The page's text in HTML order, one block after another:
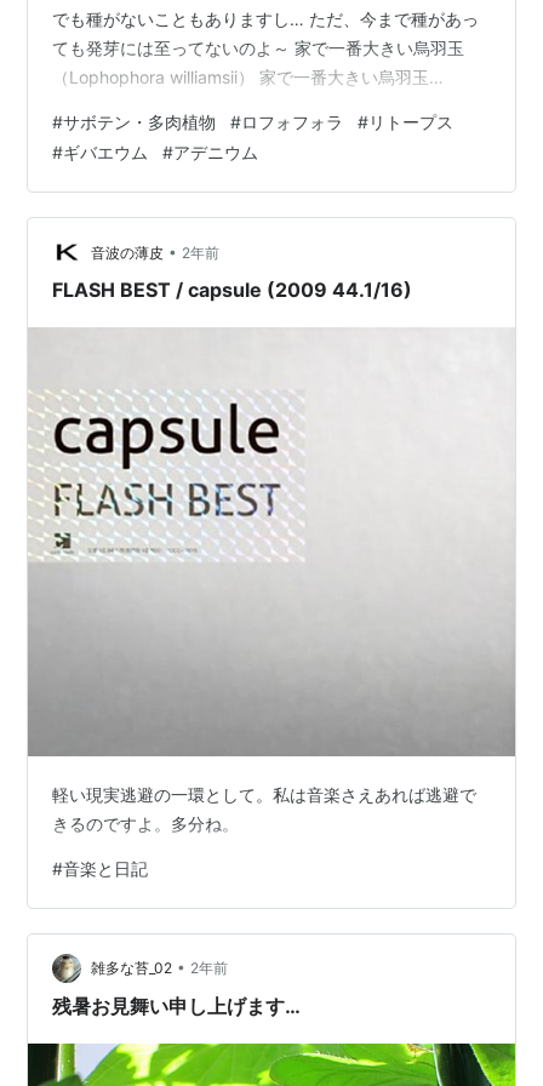
「さくら」(ASIN:B00005HWRJ)
「花火」(ASIN:B00005L9SM)
「東京喫茶」(ASIN:B00005NYXE
「music controller」(ASIN:B000069667
「CUTIE CINEMA pre-PLAY」(12inch のみ)
「キャンディーキューティー」(
「tone cooking」(12inch のみ)
「idol fancy」(12inch のみ)
「portable Airport」(12inch のみ)
「space station No.9」(12inch のみ)
「AEROPOLICE」(12inchのみ)
「jelly」(12inchのみ)
「Starry Sky」(12inchのみ)
でも種がないこともありますし… ただ、今まで種があっ
ても発芽には至ってないのよ～ 家で一番大きい烏羽玉
（Lophophora williamsii） 家で一番大きい烏羽玉
るたび もう、ぜったい手を出さんぞ～ と叫ぶ（心の中で
ね～）のだが 実物を見るとあと一回、もう一回となって
しまう… 軟弱者… それでも年内最後だぞっ…と。 リトー
プス名前のないギバエウム（Gibbaeum）とともに。 ギ
バエウム…なんだろねなんか葉っぱ…
#サボテン・多肉植物 #ロフォフォラ #リトープス
#ギバエウム #アデニウム
音波の薄皮 • 2年前
FLASH BEST / capsule (2009 44.1/16)
軽い現実逃避の一環として。私は音楽さえあれば逃避で
きるのですよ。多分ね。
#音楽と日記
雑多な苔_02 • 2年前
残暑お見舞い申し上げます…